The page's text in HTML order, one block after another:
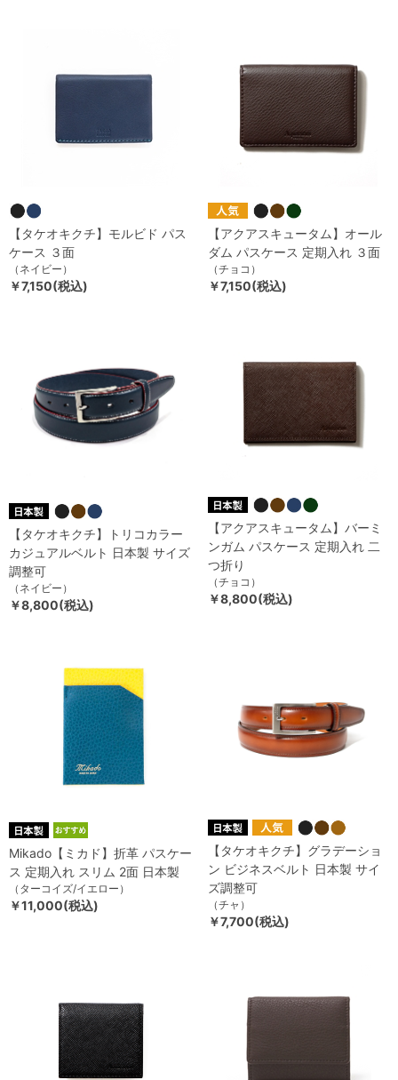
【タケオキクチ】モルビド パス
ケース ３面
（ネイビー）
￥7,150(税込)
【アクアスキュータム】オール
ダム パスケース 定期入れ ３面
（チョコ）
￥7,150(税込)
【タケオキクチ】トリコカラー
カジュアルベルト 日本製 サイズ
調整可
（ネイビー）
￥8,800(税込)
【アクアスキュータム】バーミ
ンガム パスケース 定期入れ 二
つ折り
（チョコ）
￥8,800(税込)
Mikado【ミカド】折革 パスケー
ス 定期入れ スリム 2面 日本製
（ターコイズ/イエロー）
￥11,000(税込)
【タケオキクチ】グラデーショ
ン ビジネスベルト 日本製 サイ
ズ調整可
（チャ）
￥7,700(税込)